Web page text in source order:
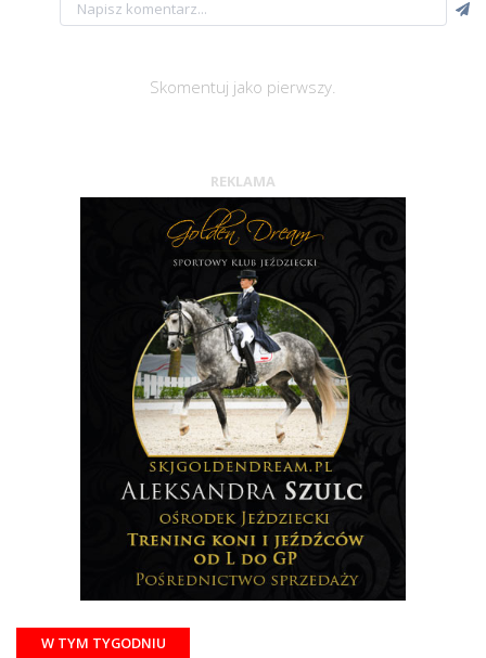
Skomentuj jako pierwszy.
REKLAMA
W TYM TYGODNIU